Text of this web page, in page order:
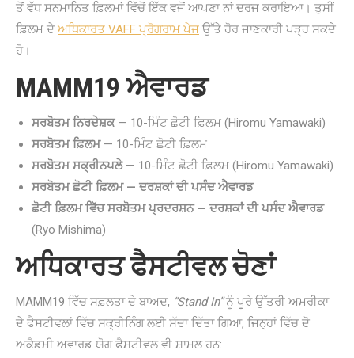
ਤੋਂ ਵੱਧ ਸਨਮਾਨਿਤ ਫ਼ਿਲਮਾਂ ਵਿੱਚੋਂ ਇੱਕ ਵਜੋਂ ਆਪਣਾ ਨਾਂ ਦਰਜ ਕਰਾਇਆ। ਤੁਸੀਂ
ਫ਼ਿਲਮ ਦੇ ਅਧਿਕਾਰਤ VAFF ਪ੍ਰੋਗਰਾਮ ਪੇਜ ਉੱਤੇ ਹੋਰ ਜਾਣਕਾਰੀ ਪੜ੍ਹ ਸਕਦੇ
ਹੋ।
MAMM19 ਐਵਾਰਡ
ਸਰਬੋਤਮ ਨਿਰਦੇਸ਼ਕ— 10-ਮਿੰਟ ਛੋਟੀ ਫ਼ਿਲਮ (Hiromu Yamawaki)
ਸਰਬੋਤਮ ਫ਼ਿਲਮ— 10-ਮਿੰਟ ਛੋਟੀ ਫ਼ਿਲਮ
ਸਰਬੋਤਮ ਸਕ੍ਰੀਨਪਲੇ— 10-ਮਿੰਟ ਛੋਟੀ ਫ਼ਿਲਮ (Hiromu Yamawaki)
ਸਰਬੋਤਮ ਛੋਟੀ ਫ਼ਿਲਮ — ਦਰਸ਼ਕਾਂ ਦੀ ਪਸੰਦ ਐਵਾਰਡ
ਛੋਟੀ ਫ਼ਿਲਮ ਵਿੱਚ ਸਰਬੋਤਮ ਪ੍ਰਦਰਸ਼ਨ — ਦਰਸ਼ਕਾਂ ਦੀ ਪਸੰਦ ਐਵਾਰਡ
(Ryo Mishima)
ਅਧਿਕਾਰਤ ਫੈਸਟੀਵਲ ਚੋਣਾਂ
MAMM19 ਵਿੱਚ ਸਫ਼ਲਤਾ ਦੇ ਬਾਅਦ, “Stand In”ਨੂੰ ਪੂਰੇ ਉੱਤਰੀ ਅਮਰੀਕਾ
ਦੇ ਫੈਸਟੀਵਲਾਂ ਵਿੱਚ ਸਕ੍ਰੀਨਿੰਗ ਲਈ ਸੱਦਾ ਦਿੱਤਾ ਗਿਆ, ਜਿਨ੍ਹਾਂ ਵਿੱਚ ਦੋ
ਅਕੈਡਮੀ ਅਵਾਰਡ ਯੋਗ ਫੈਸਟੀਵਲ ਵੀ ਸ਼ਾਮਲ ਹਨ: